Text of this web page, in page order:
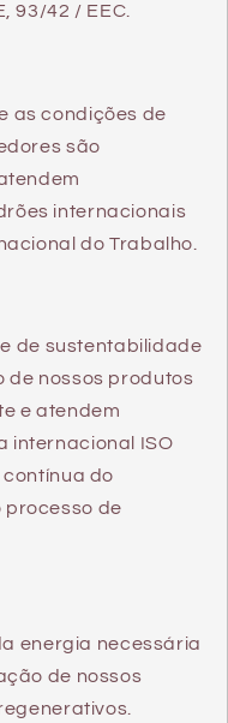
93/42 / EEC.
as condições de
são
internacionais
do Trabalho.
de sustentabilidade
de nossos produtos
e atendem
internacional ISO
contínua do
processo de
energia necessária
de nossos